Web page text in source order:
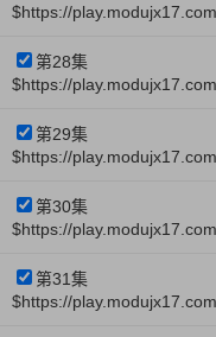
$https://
第28集
$https://
第29集
$https://
第30集
$https://
第31集
$https://